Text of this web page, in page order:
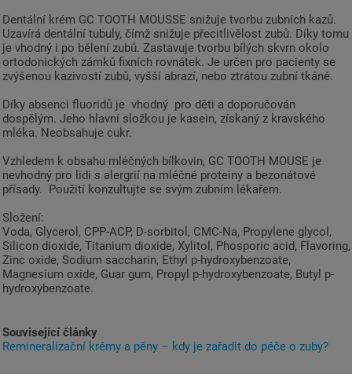
Dentální krém GC TOOTH MOUSSE snižuje tvorbu zubních kazů.
Uzavírá dentální tubuly, čímž snižuje přecitlivělost zubů. Díky tomu
je vhodný i po bělení zubů. Zastavuje tvorbu bílých skvrn okolo
ortodonických zámků fixních rovnátek. Je určen pro pacienty se
zvýšenou kazivostí zubů, vyšší abrazí, nebo ztrátou zubní tkáně.
Díky absenci fluoridů je vhodný pro děti a doporučován
dospělým. Jeho hlavní složkou je kasein, získaný z kravského
mléka. Neobsahuje cukr.
Vzhledem k obsahu mléčných bílkovin, GC TOOTH MOUSE je
nevhodný pro lidi s alergrií na mléčné proteiny a bezonátové
přísady. Použití konzultujte se svým zubním lékařem.
Složení:
Voda, Glycerol, CPP-ACP, D-sorbitol, CMC-Na, Propylene glycol,
Silicon dioxide, Titanium dioxide, Xylitol, Phosporic acid, Flavoring,
Zinc oxide, Sodium saccharin, Ethyl p-hydroxybenzoate,
Magnesium oxide, Guar gum, Propyl p-hydroxybenzoate, Butyl p-
hydroxybenzoate.
Související články
Remineralizační krémy a pěny – kdy je zařadit do péče o zuby?